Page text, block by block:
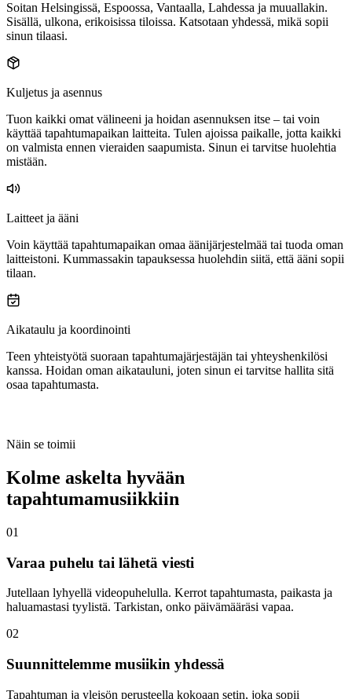
Soitan Helsingissä, Espoossa, Vantaalla, Lahdessa ja muuallakin.
Sisällä, ulkona, erikoisissa tiloissa. Katsotaan yhdessä, mikä sopii
sinun tilaasi.
Kuljetus ja asennus
Tuon kaikki omat välineeni ja hoidan asennuksen itse – tai voin
käyttää tapahtumapaikan laitteita. Tulen ajoissa paikalle, jotta kaikki
on valmista ennen vieraiden saapumista. Sinun ei tarvitse huolehtia
mistään.
Laitteet ja ääni
Voin käyttää tapahtumapaikan omaa äänijärjestelmää tai tuoda oman
laitteistoni. Kummassakin tapauksessa huolehdin siitä, että ääni sopii
tilaan.
Aikataulu ja koordinointi
Teen yhteistyötä suoraan tapahtumajärjestäjän tai yhteyshenkilösi
kanssa. Hoidan oman aikatauluni, joten sinun ei tarvitse hallita sitä
osaa tapahtumasta.
Näin se toimii
Kolme askelta hyvään
tapahtumamusiikkiin
01
Varaa puhelu tai lähetä viesti
Jutellaan lyhyellä videopuhelulla. Kerrot tapahtumasta, paikasta ja
haluamastasi tyylistä. Tarkistan, onko päivämääräsi vapaa.
02
Suunnittelemme musiikin yhdessä
Tapahtuman ja yleisön perusteella kokoaan setin, joka sopii